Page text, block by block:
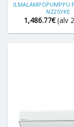
ILMALÄMPÖPUMPPU
NZ25YKE
1,486.77€ (alv